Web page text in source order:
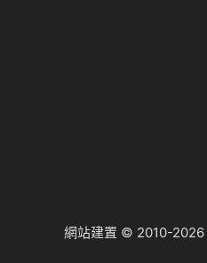
網站建置 © 2010-2026